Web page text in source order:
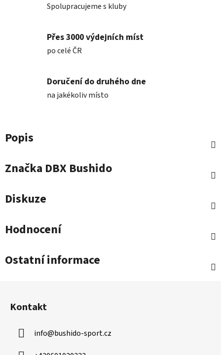
Spolupracujeme s kluby
Přes 3000 výdejních míst
po celé ČR
Doručení do druhého dne
na jakékoliv místo
Popis
Značka DBX Bushido
Diskuze
Hodnocení
Ostatní informace
Kontakt
info@bushido-sport.cz